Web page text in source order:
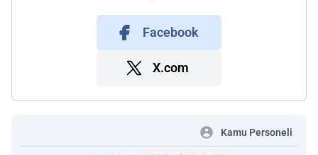
Facebook
X.com
Kamu Personeli